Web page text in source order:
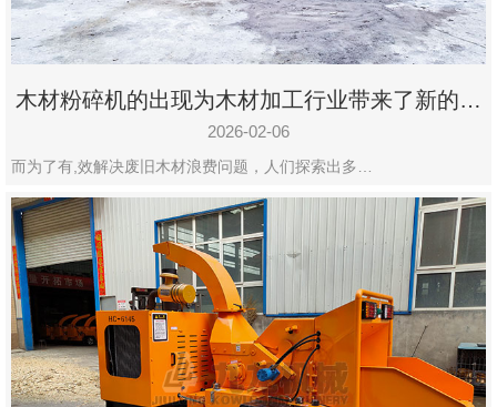
木材粉碎机的出现为木材加工行业带来了新的变
化
2026-02-06
而为了有,效解决废旧木材浪费问题，人们探索出多…